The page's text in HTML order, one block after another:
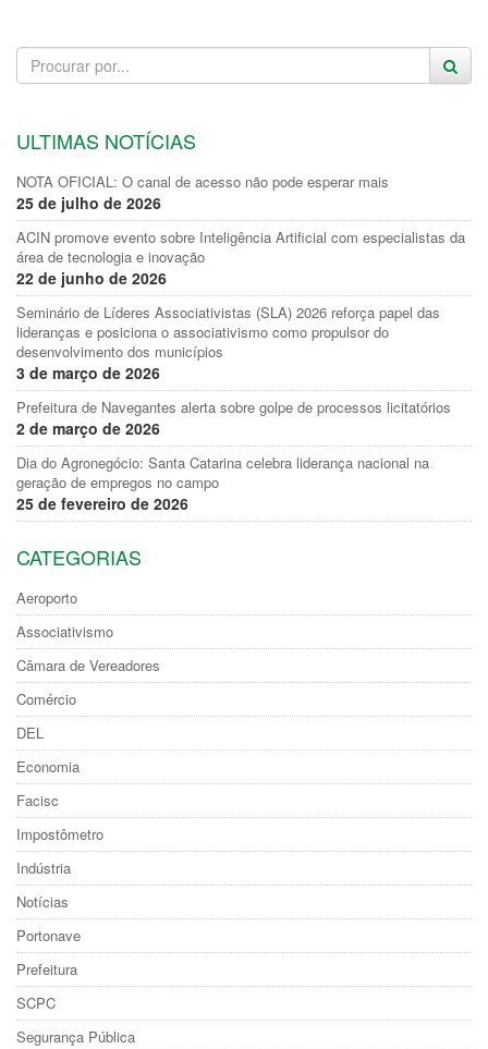
ULTIMAS NOTÍCIAS
NOTA OFICIAL: O canal de acesso não pode esperar mais
25 de julho de 2026
ACIN promove evento sobre Inteligência Artificial com especialistas da
área de tecnologia e inovação
22 de junho de 2026
Seminário de Líderes Associativistas (SLA) 2026 reforça papel das
lideranças e posiciona o associativismo como propulsor do
desenvolvimento dos municípios
3 de março de 2026
Prefeitura de Navegantes alerta sobre golpe de processos licitatórios
2 de março de 2026
Dia do Agronegócio: Santa Catarina celebra liderança nacional na
geração de empregos no campo
25 de fevereiro de 2026
CATEGORIAS
Aeroporto
Associativismo
Câmara de Vereadores
Comércio
DEL
Economia
Facisc
Impostômetro
Indústria
Notícias
Portonave
Prefeitura
SCPC
Segurança Pública